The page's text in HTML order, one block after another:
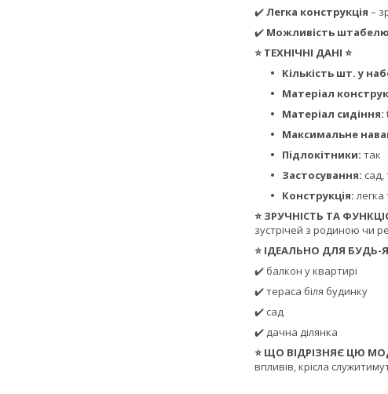
✔️Легка конструкція –
✔️ Можливість
⭐ ТЕХНІЧНІ ДАНІ ⭐
Кількість шт. у
Матеріал
Матеріал сидіння:
Максимальне
Підлокітники: так
Застосування: сад,
Конструкція:легка
⭐ ЗРУЧНІСТЬ ТА
зустрічей з родиною чи
⭐ ІДЕАЛЬНО ДЛЯ БУДЬ-
✔️ балкон у квартирі
✔️ тераса біля будинку
✔️ сад
✔️ дачна ділянка
⭐ ЩО ВІДРІЗНЯЄ ЦЮ
впливів, крісла